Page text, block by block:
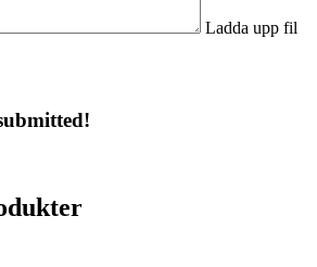
Ladda upp fil